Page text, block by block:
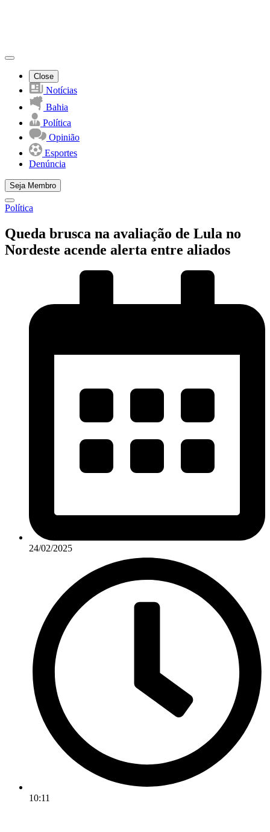
Close
Notícias
Bahia
Política
Opinião
Esportes
Denúncia
Seja Membro
Política
Queda brusca na avaliação de Lula no
Nordeste acende alerta entre aliados
24/02/2025
10:11